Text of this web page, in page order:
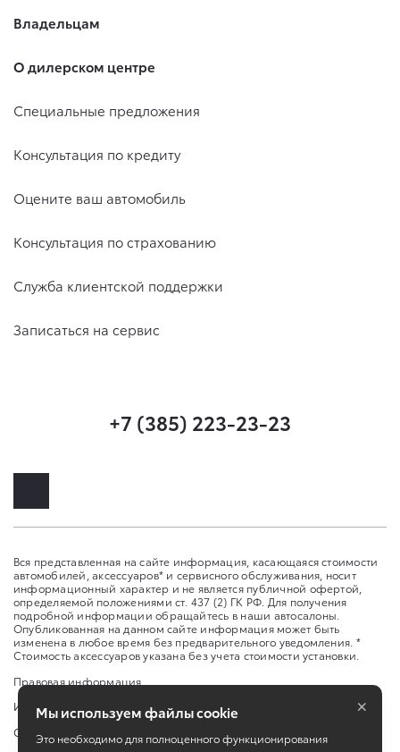
Владельцам
О дилерском центре
Специальные предложения
Консультация по кредиту
Оцените ваш автомобиль
Консультация по страхованию
Служба клиентской поддержки
Записаться на сервис
+7 (385) 223-23-23
Вся представленная на сайте информация, касающаяся стоимости
автомобилей, аксессуаров* и сервисного обслуживания, носит
информационный характер и не является публичной офертой,
определяемой положениями ст. 437 (2) ГК РФ. Для получения
подробной информации обращайтесь в наши автосалоны.
Опубликованная на данном сайте информация может быть
изменена в любое время без предварительного уведомления. *
Стоимость аксессуаров указана без учета стоимости установки.
Правовая информация
Изменить настройку cookies
Сбросить cookie
Мы используем файлы cookie
Это необходимо для полноценного функционирования
×